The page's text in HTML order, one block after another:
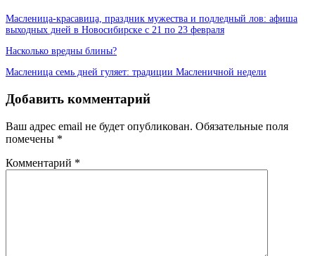
Масленица-красавица, праздник мужества и подледный лов: афиша
выходных дней в Новосибирске с 21 по 23 февраля
Насколько вредны блины?
Масленица семь дней гуляет: традиции Масленичной недели
Добавить комментарий
Ваш адрес email не будет опубликован. Обязательные поля
помечены *
Комментарий *